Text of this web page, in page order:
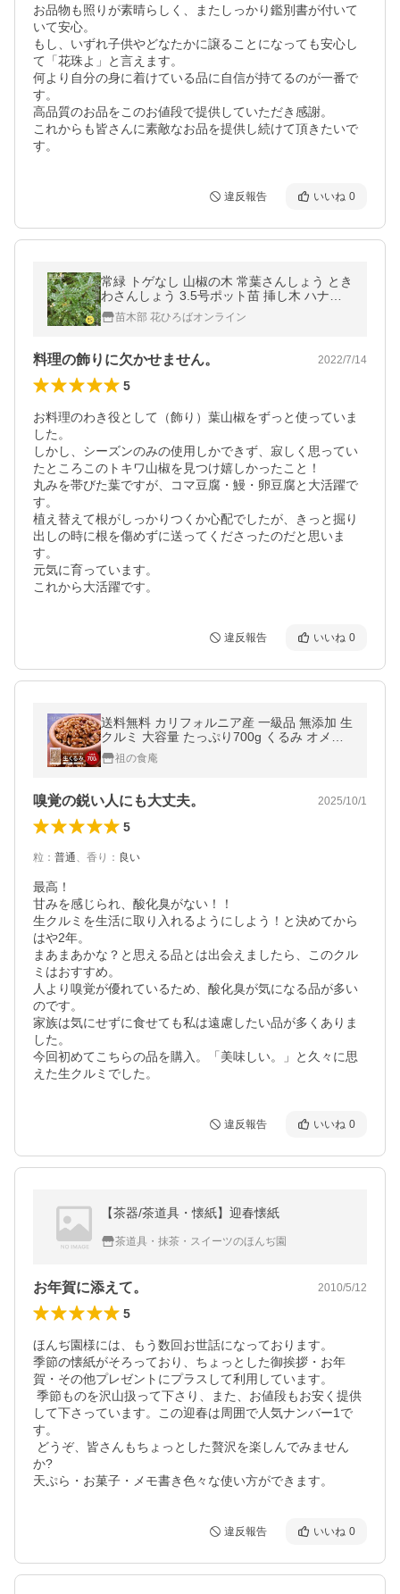
お品物も照りが素晴らしく、またしっかり鑑別書が付いて
いて安心。
もし、いずれ子供やどなたかに譲ることになっても安心し
て「花珠よ」と言えます。
何より自分の身に着けている品に自信が持てるのが一番で
す。
高品質のお品をこのお値段で提供していただき感謝。
これからも皆さんに素敵なお品を提供し続けて頂きたいで
す。
違反報告 いいね 0
常緑 トゲなし 山椒の木 常葉さんしょう とき
わさんしょう 3.5号ポット苗 挿し木 ハナヒ
ロバリュー
苗木部 花ひろばオンライン
料理の飾りに欠かせません。 2022/7/14
5
お料理のわき役として（飾り）葉山椒をずっと使っていま
した。
しかし、シーズンのみの使用しかできず、寂しく思ってい
たところこのトキワ山椒を見つけ嬉しかったこと！
丸みを帯びた葉ですが、コマ豆腐・鰻・卵豆腐と大活躍で
す。
植え替えて根がしっかりつくか心配でしたが、きっと掘り
出しの時に根を傷めずに送ってくださったのだと思いま
す。
元気に育っています。
これから大活躍です。
違反報告 いいね 0
送料無料 カリフォルニア産 一級品 無添加 生
クルミ 大容量 たっぷり700g くるみ オメガ3
脂肪酸 メール便 ポイント消化 ポイント利用
爆買祖の食庵
嗅覚の鋭い人にも大丈夫。 2025/10/1
5
粒 ： 普通、 香り ： 良い
最高！
甘みを感じられ、酸化臭がない！！
生クルミを生活に取り入れるようにしよう！と決めてから
はや2年。
まあまあかな？と思える品とは出会えましたら、このクル
ミはおすすめ。
人より嗅覚が優れているため、酸化臭が気になる品が多い
のです。
家族は気にせずに食せても私は遠慮したい品が多くありま
した。
今回初めてこちらの品を購入。「美味しい。」と久々に思
えた生クルミでした。
違反報告 いいね 0
【茶器/茶道具・懐紙】迎春懐紙
茶道具・抹茶・スイーツのほんぢ園
お年賀に添えて。 2010/5/12
5
ほんぢ園様には、もう数回お世話になっております。
季節の懐紙がそろっており、ちょっとした御挨拶・お年
賀・その他プレゼントにプラスして利用しています。
して下さっています。この迎春は周囲で人気ナンバー1で
す。
か?
天ぷら・お菓子・メモ書き色々な使い方ができます。
違反報告 いいね 0